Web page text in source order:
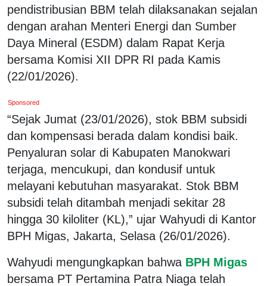
pendistribusian BBM telah dilaksanakan sejalan
dengan arahan Menteri Energi dan Sumber
Daya Mineral (ESDM) dalam Rapat Kerja
bersama Komisi XII DPR RI pada Kamis
(22/01/2026).
Sponsored
“Sejak Jumat (23/01/2026), stok BBM subsidi
dan kompensasi berada dalam kondisi baik.
Penyaluran solar di Kabupaten Manokwari
terjaga, mencukupi, dan kondusif untuk
melayani kebutuhan masyarakat. Stok BBM
subsidi telah ditambah menjadi sekitar 28
hingga 30 kiloliter (KL),” ujar Wahyudi di Kantor
BPH Migas, Jakarta, Selasa (26/01/2026).
Wahyudi mengungkapkan bahwa BPH Migas
bersama PT Pertamina Patra Niaga telah